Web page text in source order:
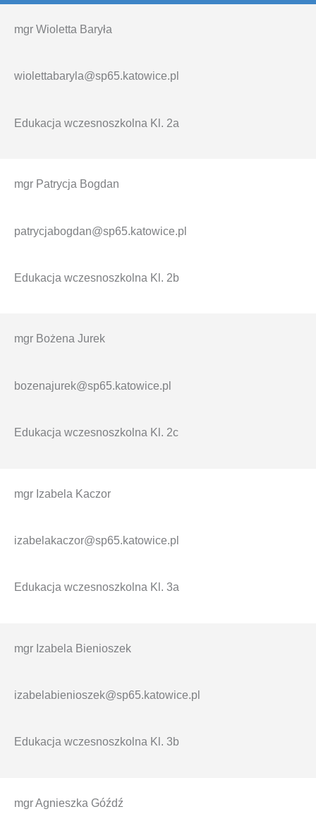
mgr Wioletta Baryła
wiolettabaryla@sp65.katowice.pl
Edukacja wczesnoszkolna Kl. 2a
mgr Patrycja Bogdan
patrycjabogdan@sp65.katowice.pl
Edukacja wczesnoszkolna Kl. 2b
mgr Bożena Jurek
bozenajurek@sp65.katowice.pl
Edukacja wczesnoszkolna Kl. 2c
mgr Izabela Kaczor
izabelakaczor@sp65.katowice.pl
Edukacja wczesnoszkolna Kl. 3a
mgr Izabela Bienioszek
izabelabienioszek@sp65.katowice.pl
Edukacja wczesnoszkolna Kl. 3b
mgr Agnieszka Góźdź